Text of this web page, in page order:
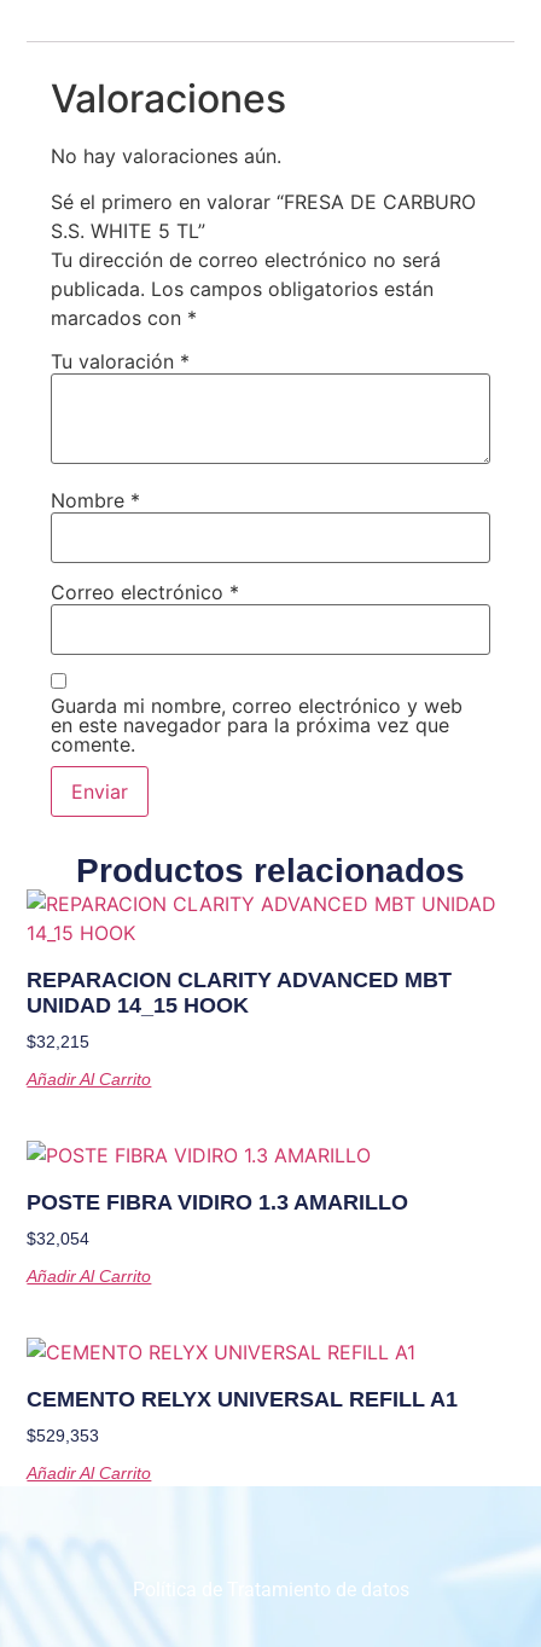
Valoraciones
No hay valoraciones aún.
Sé el primero en valorar “FRESA DE CARBURO
S.S. WHITE 5 TL”
Tu dirección de correo electrónico no será
publicada. Los campos obligatorios están
marcados con *
Tu valoración *
Nombre *
Correo electrónico *
Guarda mi nombre, correo electrónico y web
en este navegador para la próxima vez que
comente.
Productos relacionados
REPARACION CLARITY ADVANCED MBT
UNIDAD 14_15 HOOK
$32,215
Añadir Al Carrito
POSTE FIBRA VIDIRO 1.3 AMARILLO
$32,054
Añadir Al Carrito
CEMENTO RELYX UNIVERSAL REFILL A1
$529,353
Añadir Al Carrito
Política de Tratamiento de datos